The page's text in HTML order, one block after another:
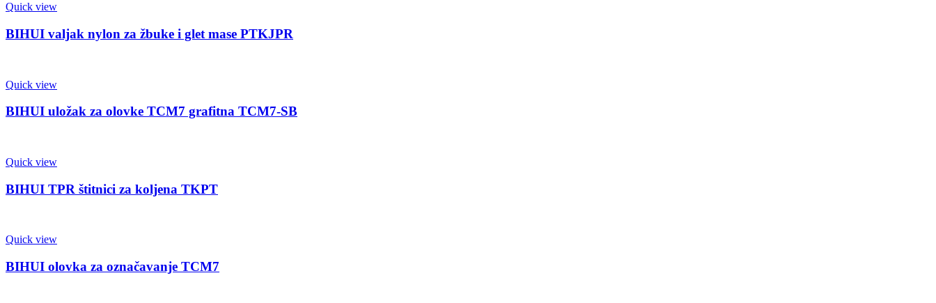
Quick view
BIHUI valjak nylon za žbuke i glet mase PTKJPR
Quick view
BIHUI uložak za olovke TCM7 grafitna TCM7-SB
Quick view
BIHUI TPR štitnici za koljena TKPT
Quick view
BIHUI olovka za označavanje TCM7